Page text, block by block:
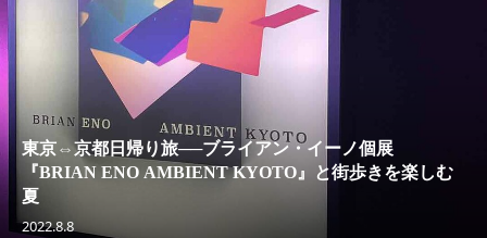
東京⇔京都日帰り旅──ブライアン・イーノ個展
『BRIAN ENO AMBIENT KYOTO』と街歩きを楽しむ
夏
2022.8.8